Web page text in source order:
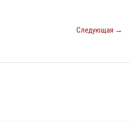
Следующая →